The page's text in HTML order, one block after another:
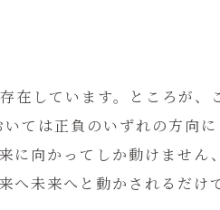
在しています。ところが
ては正負のいずれの方向
に向かってしか動けませ
へ未来へと動かされるだ